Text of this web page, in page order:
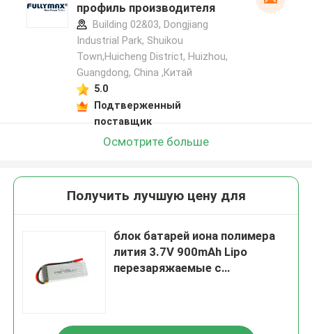
профиль производителя
Building 02&03, Dongjiang
Industrial Park, Shuikou
Town,Huicheng District, Huizhou,
Guangdong, China ,Китай
5.0
Подтверженный
поставщик
Осмотрите больше
Получить лучшую цену для
блок батарей иона полимера
лития 3.7V 900mAh Lipo
перезаряжаемые с